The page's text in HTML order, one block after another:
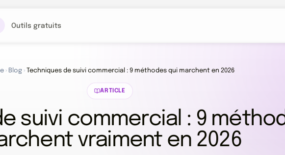
Outils gratuits
› Blog › Techniques de suivi commercial : 9 méthodes qui marchent en 2026
ARTICLE
suivi commercial : 9
vraiment en 2026